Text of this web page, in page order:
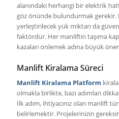
alanındaki herhangi bir elektrik
göz önünde bulundurmak
yerleştirilecek yük miktarı da
faktördür. Her manliftin taşıma
kazaları önlemek adına büyük
Manlift Kiralama Süreci
Manlift Kiralama Platform
olmakla birlikte, bazı adımları
İlk adım, ihtiyacınız olan manlift
belirlemektir. Projelerinizin